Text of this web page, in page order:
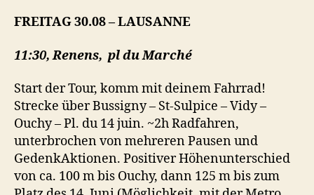
FREITAG 30.08 – LAUSANNE
11:30, Renens, pl du Marché
Start der Tour, komm mit deinem Fahrrad!
Strecke über Bussigny – St-Sulpice – Vidy –
Ouchy – Pl. du 14 juin. ~2h Radfahren,
unterbrochen von mehreren Pausen und
GedenkAktionen. Positiver Höhenunterschied
von ca. 100 m bis Ouchy, dann 125 m bis zum